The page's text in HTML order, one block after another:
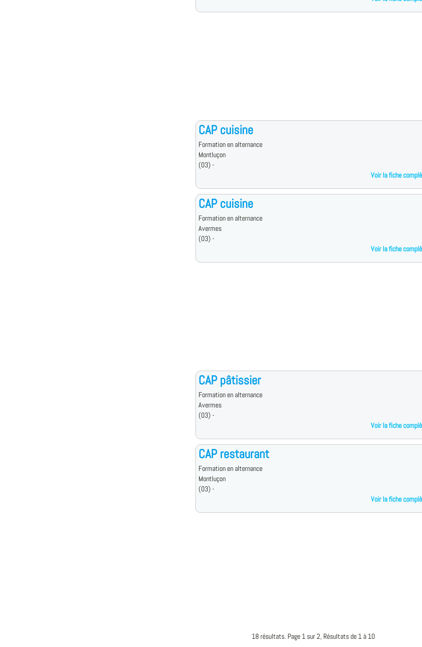
CAP cuisine
Formation en alternance
Montluçon
(03) -
Voir la fiche
CAP cuisine
Formation en alternance
Avermes
(03) -
Voir la fiche
CAP pâtissier
Formation en alternance
Avermes
(03) -
Voir la fiche
CAP restaurant
Formation en alternance
Montluçon
(03) -
Voir la fiche
18 résultats. Page 1 sur 2, Résultats de 1 à 10